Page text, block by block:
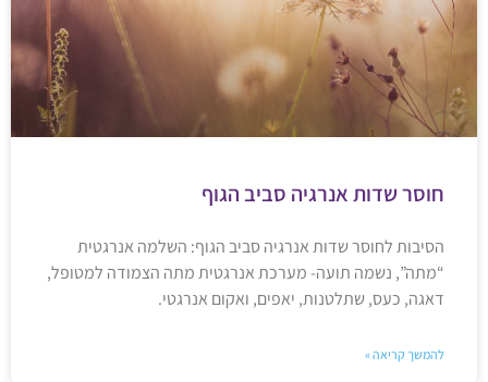
חוסר שדות אנרגיה סביב הגוף
הסיבות לחוסר שדות אנרגיה סביב הגוף: השלמה אנרגטית
“מתה”, נשמה תועה- מערכת אנרגטית מתה הצמודה למטופל,
דאגה, כעס, שתלטנות, יאפים, ואקום אנרגטי.
להמשך קריאה »